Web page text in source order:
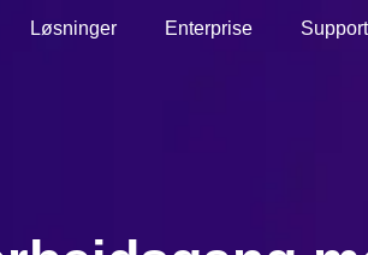
Løsninger Enterprise Support